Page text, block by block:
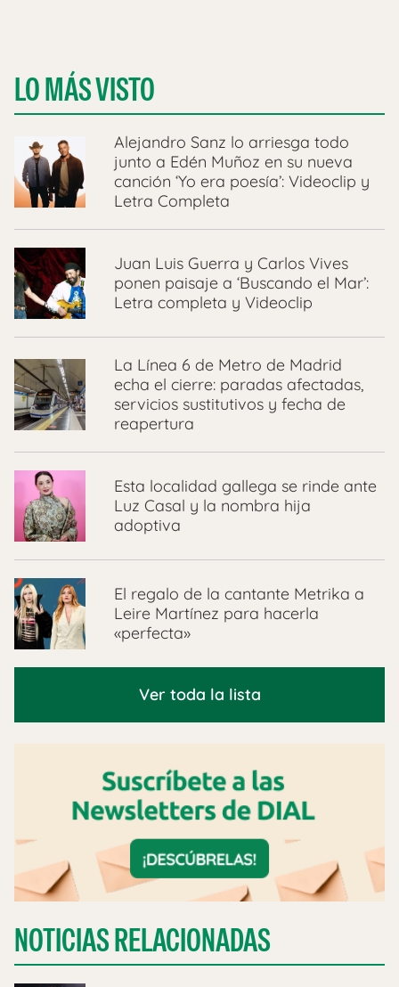
LO MÁS VISTO
Alejandro Sanz lo arriesga todo
junto a Edén Muñoz en su nueva
canción ‘Yo era poesía’: Videoclip y
Letra Completa
Juan Luis Guerra y Carlos Vives
ponen paisaje a ‘Buscando el Mar’:
Letra completa y Videoclip
La Línea 6 de Metro de Madrid
echa el cierre: paradas afectadas,
servicios sustitutivos y fecha de
reapertura
Esta localidad gallega se rinde ante
Luz Casal y la nombra hija
adoptiva
El regalo de la cantante Metrika a
Leire Martínez para hacerla
«perfecta»
Ver toda la lista
NOTICIAS RELACIONADAS